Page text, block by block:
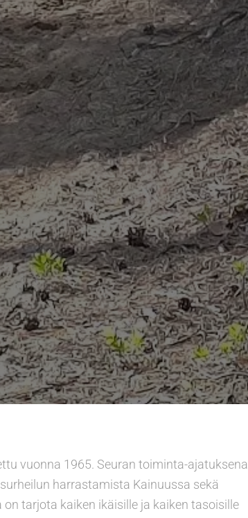
vuonna 1965. Seuran toiminta-ajatuksena
harrastamista Kainuussa sekä
tarjota kaiken ikäisille ja kaiken tasoisille